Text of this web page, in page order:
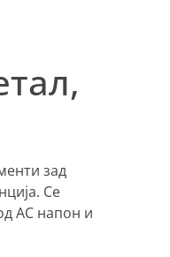
зад
Се
AC напон и